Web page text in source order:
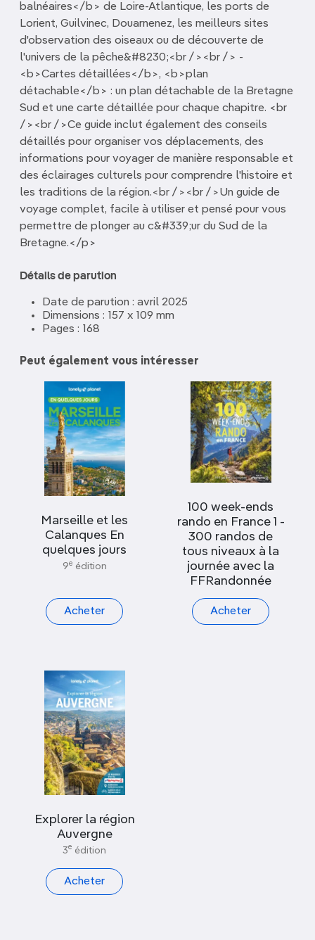
balnéaires</b> de Loire-Atlantique, les ports de
Lorient, Guilvinec, Douarnenez, les meilleurs sites
d'observation des oiseaux ou de découverte de
l'univers de la pêche&#8230;<br /><br /> -
<b>Cartes détaillées</b>, <b>plan
détachable</b> : un plan détachable de la Bretagne
Sud et une carte détaillée pour chaque chapitre. <br
/><br />Ce guide inclut également des conseils
détaillés pour organiser vos déplacements, des
informations pour voyager de manière responsable et
des éclairages culturels pour comprendre l'histoire et
les traditions de la région.<br /><br />Un guide de
voyage complet, facile à utiliser et pensé pour vous
permettre de plonger au c&#339;ur du Sud de la
Bretagne.</p>
Détails de parution
Date de parution : avril 2025
Dimensions : 157 x 109 mm
Pages : 168
Peut également vous intéresser
Marseille et les
Calanques En
quelques jours
9e édition
Acheter
100 week-ends
rando en France 1 -
300 randos de
tous niveaux à la
journée avec la
FFRandonnée
Acheter
Explorer la région
Auvergne
3e édition
Acheter